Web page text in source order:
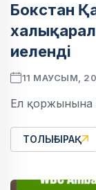
Бокстан
иеленді
11 МАУСЫМ,
Ел қоржынына
ТОЛЫҒЫРАҚ